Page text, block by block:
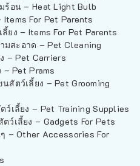
ร้อน – Heat Light Bulb
For Pet Parents
ยง – Items For Pet Parents
สะอาด – Pet Cleaning
– Pet Carriers
– Pet Prams
สัตว์เลี้ยง – Pet Grooming
ว์เลี้ยง – Pet Training Supplies
ว์เลี้ยง – Gadgets For Pets
– Other Accessories For